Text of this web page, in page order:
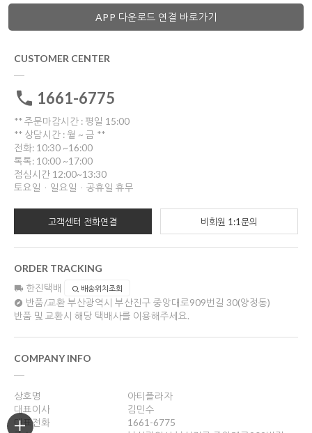
APP 다운로드 연결 바로가기
CUSTOMER CENTER
1661-6775
** 주문마감시간 : 평일 15:00
** 상담시간 : 월 ~ 금 **
전화: 10:30 ~16:00
톡톡: 10:00 ~17:00
점심시간 12:00~13:30
토요일ㆍ일요일ㆍ공휴일 휴무
고객센터 전화연결 비회원 1:1문의
ORDER TRACKING
한진택배 배송위치조회
반품/교환 부산광역시 부산진구 중앙대로909번길 30(양정동)
반품 및 교환시 해당 택배사를 이용해주세요.
COMPANY INFO
상호명
아티플라자
대표이사
김민수
대표전화
1661-6775